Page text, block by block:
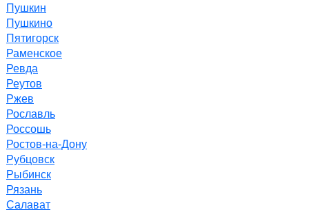
Пушкин
Пушкино
Пятигорск
Раменское
Ревда
Реутов
Ржев
Рославль
Россошь
Ростов-на-Дону
Рубцовск
Рыбинск
Рязань
Салават